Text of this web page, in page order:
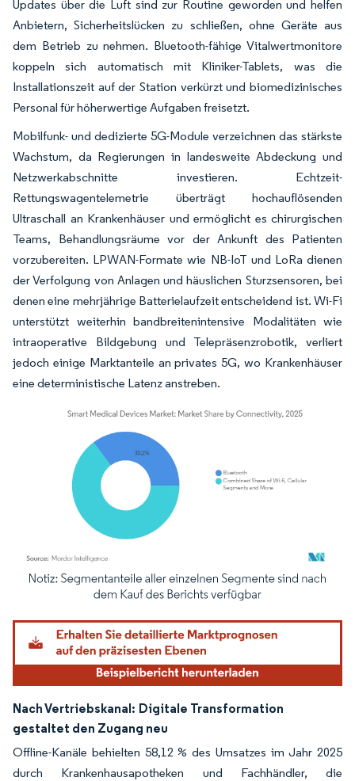
Updates über die Luft sind zur Routine geworden und helfen
Anbietern, Sicherheitslücken zu schließen, ohne Geräte aus
dem Betrieb zu nehmen. Bluetooth-fähige Vitalwertmonitore
koppeln sich automatisch mit Kliniker-Tablets, was die
Installationszeit auf der Station verkürzt und biomedizinisches
Personal für höherwertige Aufgaben freisetzt.
Mobilfunk- und dedizierte 5G-Module verzeichnen das stärkste
Wachstum, da Regierungen in landesweite Abdeckung und
Netzwerkabschnitte investieren. Echtzeit-
Rettungswagentelemetrie überträgt hochauflösenden
Ultraschall an Krankenhäuser und ermöglicht es chirurgischen
Teams, Behandlungsräume vor der Ankunft des Patienten
vorzubereiten. LPWAN-Formate wie NB-IoT und LoRa dienen
der Verfolgung von Anlagen und häuslichen Sturzsensoren, bei
denen eine mehrjährige Batterielaufzeit entscheidend ist. Wi-Fi
unterstützt weiterhin bandbreitenintensive Modalitäten wie
intraoperative Bildgebung und Telepräsenzrobotik, verliert
jedoch einige Marktanteile an privates 5G, wo Krankenhäuser
eine deterministische Latenz anstreben.
Bild © Mordor Intelligence. Wiederverwendung erfordert Namensnennung
Nach Vertriebskanal: Digitale Transformation
gestaltet den Zugang neu
Offline-Kanäle behielten 58,12 % des Umsatzes im Jahr 2025
durch Krankenhausapotheken und Fachhändler, die